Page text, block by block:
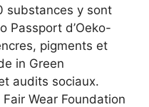
substances y sont
Passport d’Oeko-
pigments et
in Green
audits sociaux.
Wear Foundation